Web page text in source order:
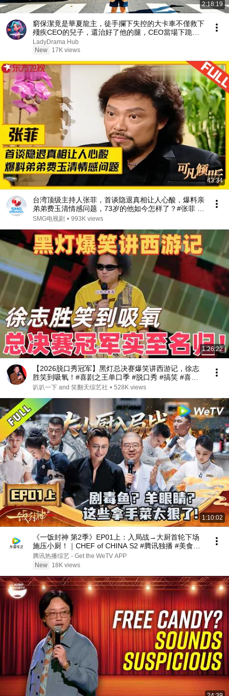
2:18:19
窮保潔竟是華夏龍主，徒手攔下失控的大卡車不僅救下
殘疾CEO的兒子，還治好了他的腿，CEO當場下跪求
取他。 【戰神媽咪：殘障總裁寵上天】
LadyDrama Hub
New
17K views
43:34
台湾顶级主持人张菲，首谈隐退真相让人心酸，爆料亲
弟弟费玉清情感问题，73岁的他如今怎样了？#张菲 #
费玉清 #可凡倾听 FULL
SMG电视剧 • 993K views
1:26:22
【2026脱口秀冠军】黑灯总决赛爆笑讲西游记，徐志
胜笑到吸氧！#喜剧之王单口季 #脱口秀 #搞笑 #喜剧
#funny #综艺 #黑灯
叭叭一下 and 笑翻天综艺社 • 528K views
1:10:02
《一饭封神 第2季》EP01上：入局战→大厨首轮下场
施压小厨！｜CHEF of CHINA S2 #腾讯独播 #美食竞
技
腾讯热播综艺 - Get the WeTV APP
New
18K views